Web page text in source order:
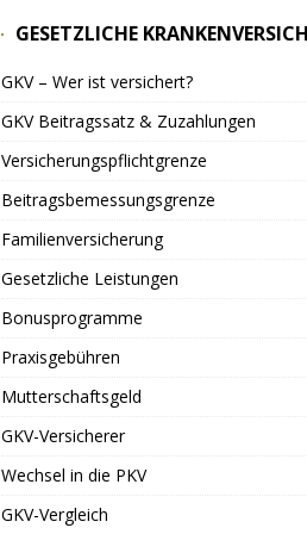
GESETZLICHE
GKV – Wer ist versichert?
GKV Beitragssatz & Zuzahlungen
Versicherungspflichtgrenze
Beitragsbemessungsgrenze
Familienversicherung
Gesetzliche Leistungen
Bonusprogramme
Praxisgebühren
Mutterschaftsgeld
GKV-Versicherer
Wechsel in die PKV
GKV-Vergleich